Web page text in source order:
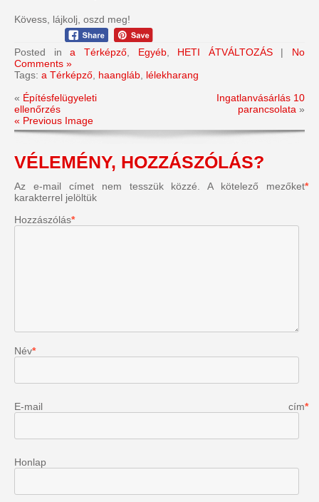
Kövess, lájkolj, oszd meg!
Posted ina Térképző, Egyéb, HETI ÁTVÁLTOZÁS| No
Comments »
Tags: a Térképző, haangláb, lélekharang
« Építésfelügyeleti
ellenőrzés
Ingatlanvásárlás 10
parancsolata »
« Previous Image
VÉLEMÉNY, HOZZÁSZÓLÁS?
Az e-mail címet nem tesszük közzé. A kötelező mezőket*
karakterrel jelöltük
Hozzászólás*
Név*
E-mail cím*
Honlap